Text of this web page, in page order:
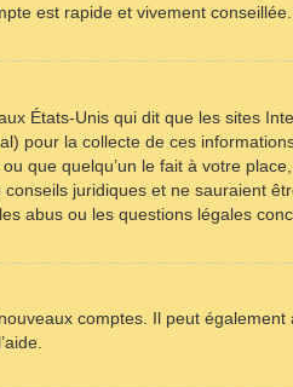
est rapide et vivement conseillée.
États-Unis qui dit que les sites
pour la collecte de ces
que quelqu’un le fait à votre
juridiques et ne sauraient
abus ou les questions légales
comptes. Il peut